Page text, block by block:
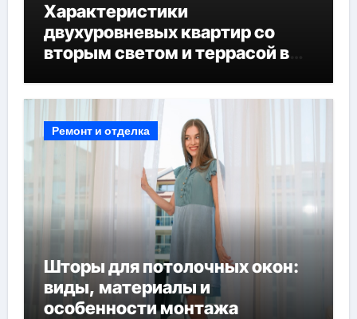
Характеристики
двухуровневых квартир со
вторым светом и террасой в
Ремонт и отделка
Шторы для потолочных окон:
виды, материалы и
особенности монтажа